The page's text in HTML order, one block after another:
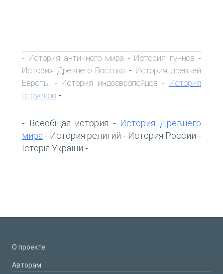
- История античного мира - История гуннов -
История Древнего Востока - История древней
Европы - История индоевропейцев - История
этрусков -
- Всеобщая история - История Древнего
мира - История религий - История России -
Історія України -
О проекте
Авторам